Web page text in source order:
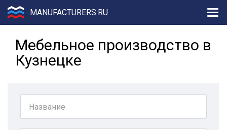
MANUFACTURERS.RU
Мебельное производство в
Кузнецке